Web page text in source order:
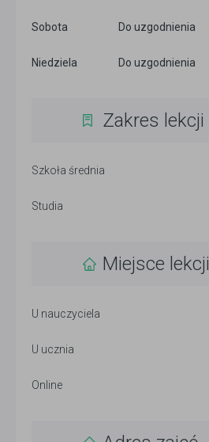
Sobota Do uzgodnienia
Niedziela Do uzgodnienia
Zakres lekcji
Szkoła średnia
Studia
Miejsce lekcji
U nauczyciela
U ucznia
Online